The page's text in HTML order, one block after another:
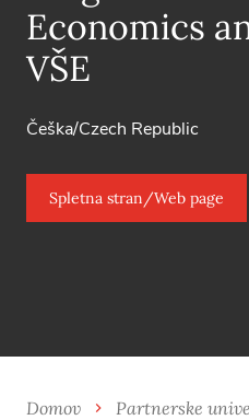
Economics
VŠE
Češka/Czech Republic
Spletna stran/Web page
Domov
Partnerske